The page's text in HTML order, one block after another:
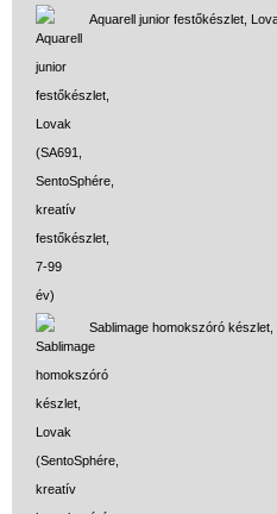
Aquarell junior festőkészlet,
Sablimage homokszóró készlet,